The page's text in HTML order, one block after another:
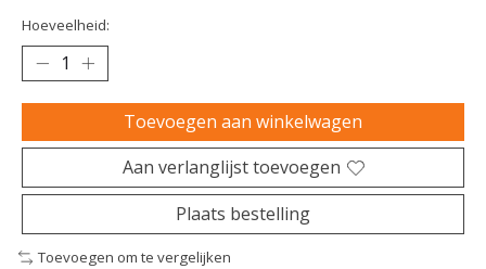
Hoeveelheid:
Toevoegen aan winkelwagen
Aan verlanglijst toevoegen
Plaats bestelling
Toevoegen om te vergelijken